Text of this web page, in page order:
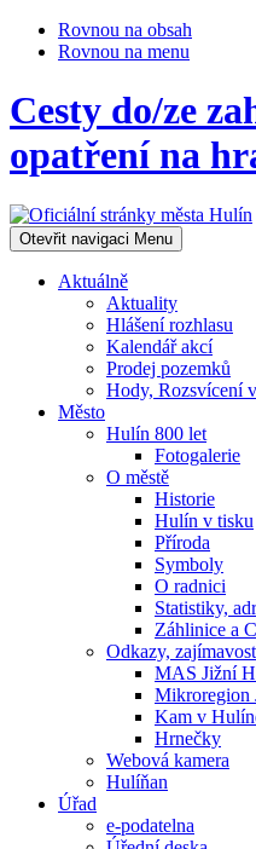
Rovnou na obsah
Rovnou na menu
Cesty do/ze
opatření na
Otevřit navigaci Menu
Aktuálně
Aktuality
Hlášení rozhlasu
Kalendář akcí
Prodej pozemků
Hody, Rozsvícení
Město
Hulín 800 let
Fotogalerie
O městě
Historie
Hulín v tisku
Příroda
Symboly
O radnici
Statistiky,
Záhlinice a
Odkazy,
MAS Jižní
Mikroregion
Kam v
Hrnečky
Webová kamera
Hulíňan
Úřad
e-podatelna